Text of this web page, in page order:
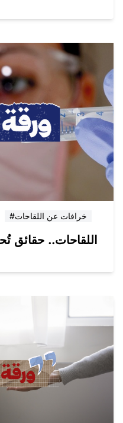
#خرافات عن اللقاحات